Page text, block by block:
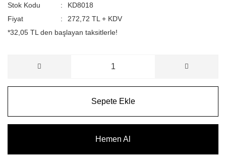
Stok Kodu
KD8018
Fiyat
272,72 TL + KDV
*32,05 TL den başlayan taksitlerle!
Sepete Ekle
Hemen Al